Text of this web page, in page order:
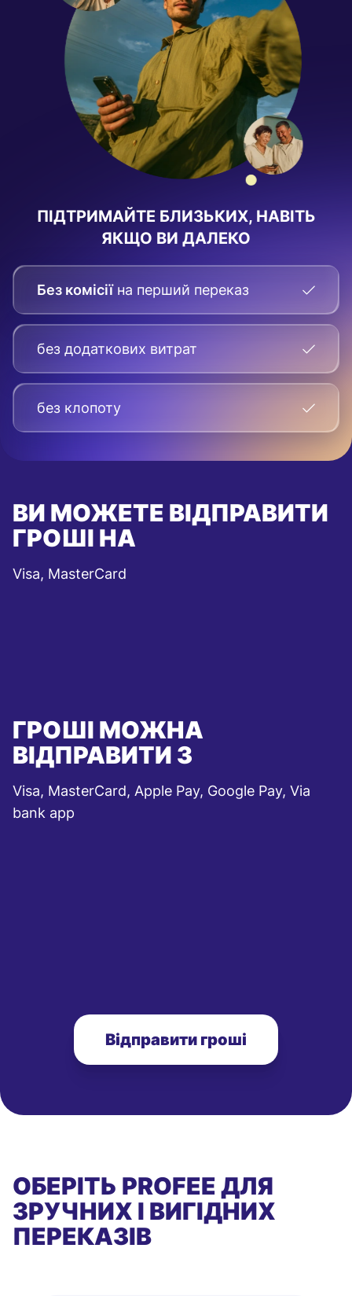
ПІДТРИМАЙТЕ БЛИЗЬКИХ, НАВІТЬ
ЯКЩО ВИ ДАЛЕКО
Без комісії на перший переказ
без додаткових витрат
без клопоту
ВИ МОЖЕТЕ ВІДПРАВИТИ
ГРОШІ НА
Visa, MasterCard
ГРОШІ МОЖНА
ВІДПРАВИТИ З
Visa, MasterCard, Apple Pay, Google Pay, Via
bank app
Відправити гроші
ОБЕРІТЬ PROFEE ДЛЯ
ЗРУЧНИХ І ВИГІДНИХ
ПЕРЕКАЗІВ